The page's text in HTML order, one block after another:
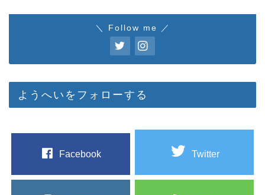
＼ Follow me ／
ようへいをフォローする
Facebook Twitter